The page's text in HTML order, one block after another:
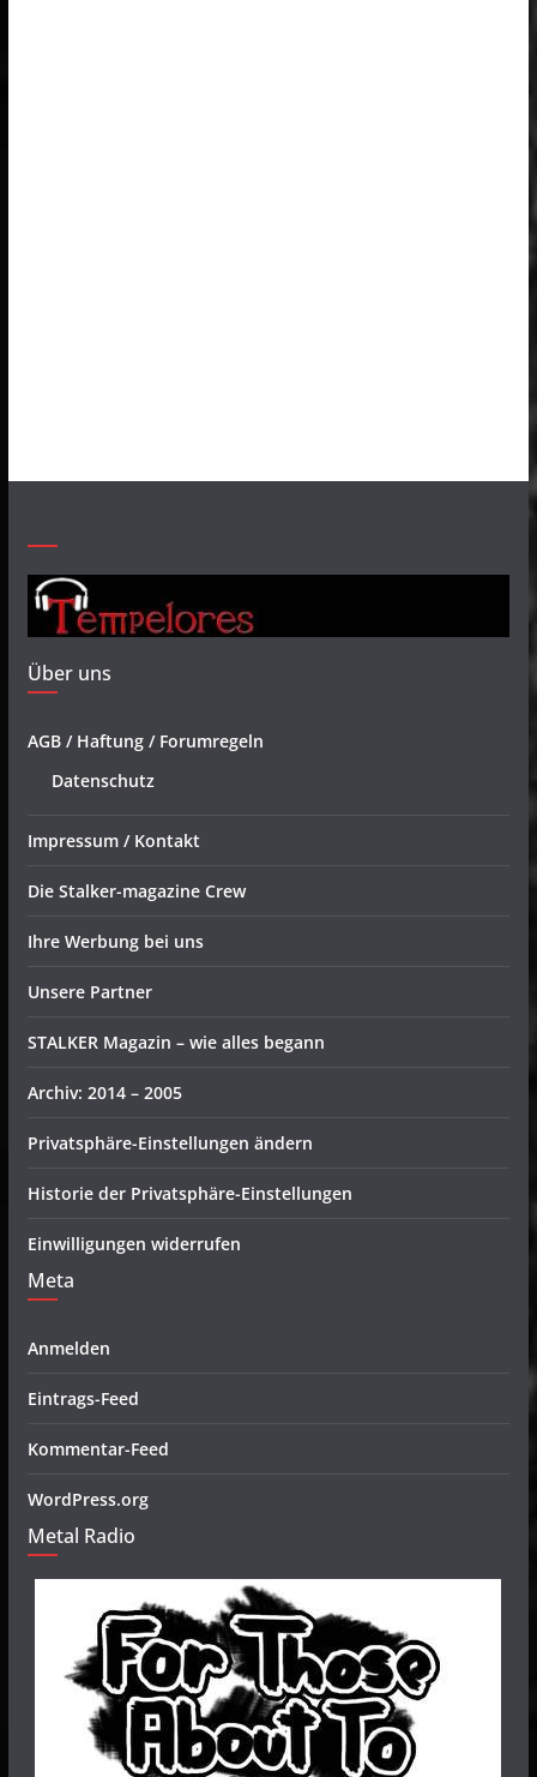
Über uns
AGB / Haftung / Forumregeln
Datenschutz
Impressum / Kontakt
Die Stalker-magazine Crew
Ihre Werbung bei uns
Unsere Partner
STALKER Magazin – wie alles begann
Archiv: 2014 – 2005
Privatsphäre-Einstellungen ändern
Historie der Privatsphäre-Einstellungen
Einwilligungen widerrufen
Meta
Anmelden
Eintrags-Feed
Kommentar-Feed
WordPress.org
Metal Radio